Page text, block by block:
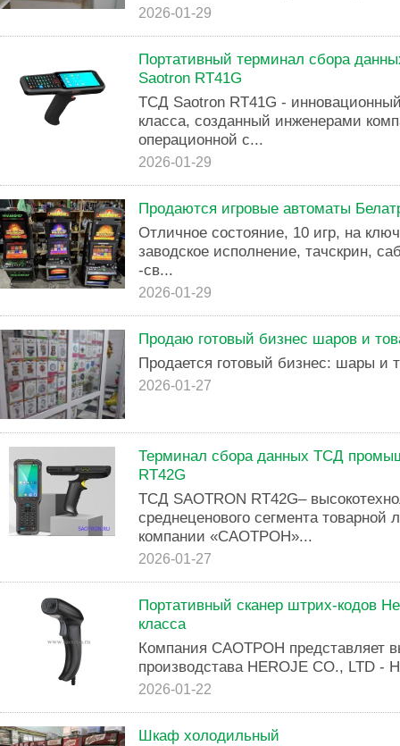
2026-01-29
Портативный терминал сбора
Saotron RT41G
ТСД Saotron RT41G -
класса, созданный инженерами
операционной с...
2026-01-29
Продаются игровые автоматы
Отличное состояние, 10 игр, на
заводское исполнение, тачскрин,
-св...
2026-01-29
Продаю готовый бизнес шаров и
Продается готовый бизнес: шары и
2026-01-27
Терминал сбора данных ТСД
RT42G
ТСД SAOTRON RT42G–
среднеценового сегмента товарной
компании «САОТРОН»...
2026-01-27
Портативный сканер штрих-кодов
класса
Компания САОТРОН представляет
производстава HEROJE CO., LTD -
2026-01-22
Шкаф холодильный